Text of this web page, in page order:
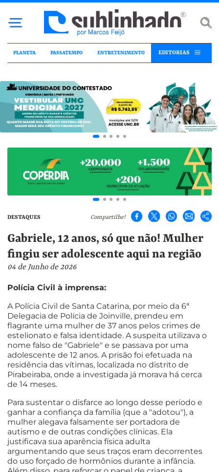
PLANETA PASSATEMPO ENTRETENIMENTO EDITORIAS
DESTAQUES Compartilhe!
Gabriele, 12 anos, só que não! Mulher
fingiu ser adolescente aqui na região
04 de Junho de 2026
Polícia Civil à imprensa:
A Polícia Civil de Santa Catarina, por meio da 6ª
Delegacia de Polícia de Joinville, prendeu em
flagrante uma mulher de 37 anos pelos crimes de
estelionato e falsa identidade. A suspeita utilizava o
nome falso de "Gabriele" e se passava por uma
adolescente de 12 anos. A prisão foi efetuada na
residência das vítimas, localizada no distrito de
Pirabeiraba, onde a investigada já morava há cerca
de 14 meses.
Para sustentar o disfarce ao longo desse período e
ganhar a confiança da família (que a "adotou"), a
mulher alegava falsamente ser portadora de
autismo e de outras condições clínicas. Ela
justificava sua aparência física adulta
argumentando que seus traços eram decorrentes
do uso forçado de hormônios durante a infância.